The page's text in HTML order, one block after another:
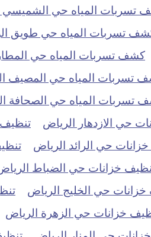
تسربات المياه حي الشميسي
تسربات المياه حي طويق
كشف تسربات المياه حي
تسربات المياه حي المصيف
تسربات المياه حي الصحافة
حي الازدهار الرياض
حي الرائد الرياض
خزانات حي الضباط
حي الخليج الرياض
خزانات حي الزهرة الرياض